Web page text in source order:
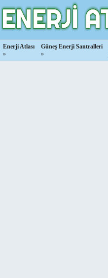
Enerji Atlası
»
Güneş Enerji Santralleri
»